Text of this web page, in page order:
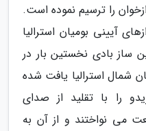
را ترسیم نموده است.
آیینی بومیان استرالیا
ساز بادی نخستین بار در
شمال استرالیا یافت شده
را با تقلید از صدای
می نواختند و از آن به